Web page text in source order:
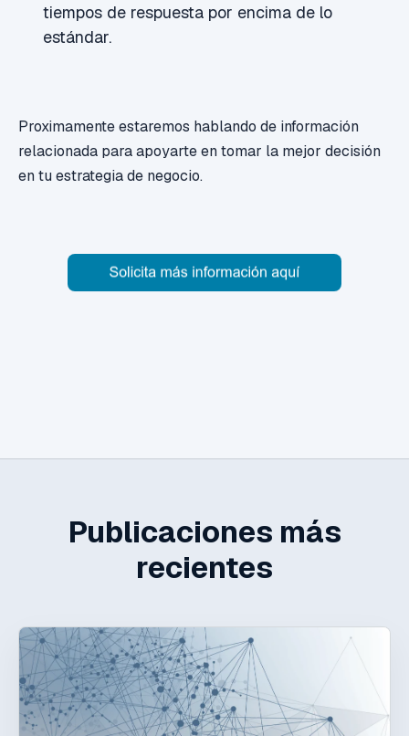
tiempos de respuesta por encima de lo
estándar.
Proximamente estaremos hablando de información
relacionada para apoyarte en tomar la mejor decisión
en tu estrategia de negocio.
Publicaciones más
recientes